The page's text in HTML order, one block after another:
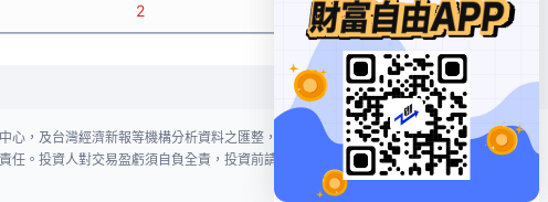
2 -8 5
，及台灣經濟新報等機構分析資料之匯整，本網站對投資人買賣不作任何建議或暗
。投資人對交易盈虧須自負全責，投資前請謹慎評估風險。